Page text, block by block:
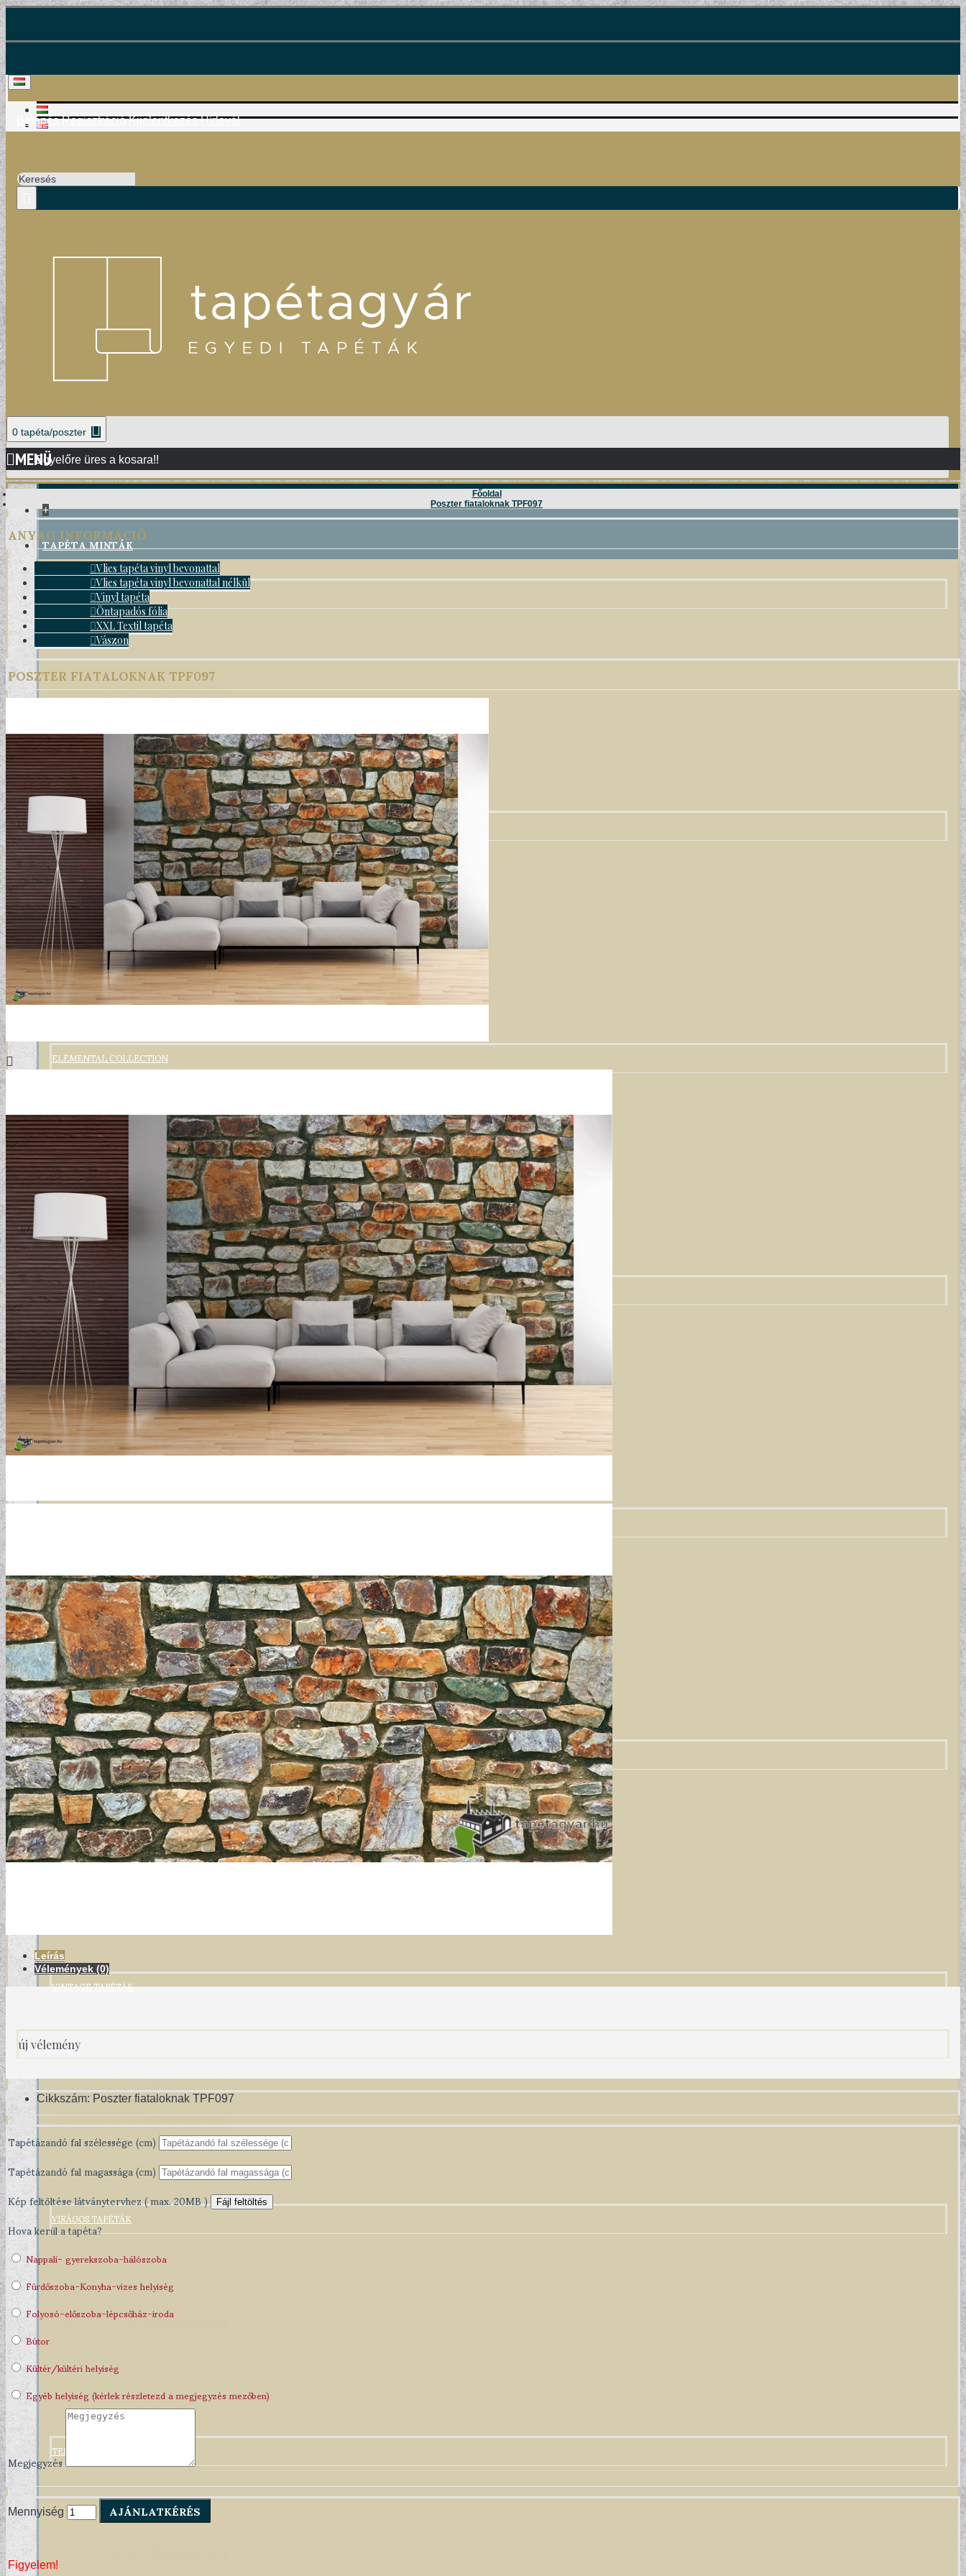
Belépés Regisztráció Kijelentkezés Hírlevél
0 tapéta/poszter
Egyelőre üres a kosara!!
MENÜ
+
TAPÉTA MINTÁK
DAMASK TAPÉTÁK
DESIGN TAPÉTÁK
ELEMENTAL COLLECTION
GYERMEKTAPÉTÁK
MODERN TAPÉTÁK
VINTAGE TAPÉTÁK
VIRÁGOS TAPÉTÁK
TERVEZŐI KOLLEKCIÓINK
Főoldal
Poszter fiataloknak TPF097
ANYAG INFORMÁCIÓ
Vlies tapéta vinyl bevonattal
Vlies tapéta vinyl bevonattal nélkül
Vinyl tapéta
Öntapadós fólia
XXL Textil tapéta
Vászon
POSZTER FIATALOKNAK TPF097
Leírás
Vélemények (0)
új vélemény
Cikkszám: Poszter fiataloknak TPF097
Tapétázandó fal szélessége (cm)
Tapétázandó fal magassága (cm)
Kép feltöltése látványtervhez ( max. 20MB )
Fájl feltöltés
Hova kerül a tapéta?
Nappali- gyerekszoba-hálószoba
Fürdőszoba-Konyha-vizes helyiség
Folyosó-előszoba-lépcsőház-iroda
Bútor
Kültér/kültéri helyiség
Egyéb helyiség (kérlek részletezd a megjegyzés mezőben)
Megjegyzés
Mennyiség AJÁNLATKÉRÉS
Figyelem!